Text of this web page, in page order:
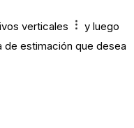
verticales
y luego
de estimación que desea